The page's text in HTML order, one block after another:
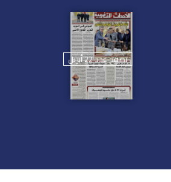
تصفح عدد 22 أبريل